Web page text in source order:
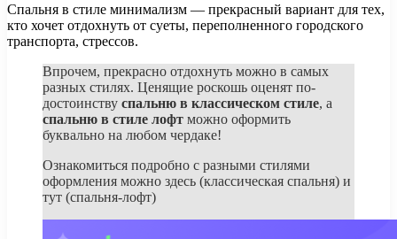
Спальня в стиле минимализм — прекрасный вариант для тех,
кто хочет отдохнуть от суеты, переполненного городского
транспорта, стрессов.
Впрочем, прекрасно отдохнуть можно в самых
разных стилях. Ценящие роскошь оценят по-
достоинству спальню в классическом стиле, а
спальню в стиле лофт можно оформить
буквально на любом чердаке!
Ознакомиться подробно с разными стилями
оформления можно здесь (классическая спальня) и
тут (спальня-лофт)